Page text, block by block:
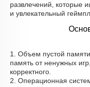
развлечений, которые
и увлекательный
1. Объем пустой
память от ненужных
корректного.
2. Операционная